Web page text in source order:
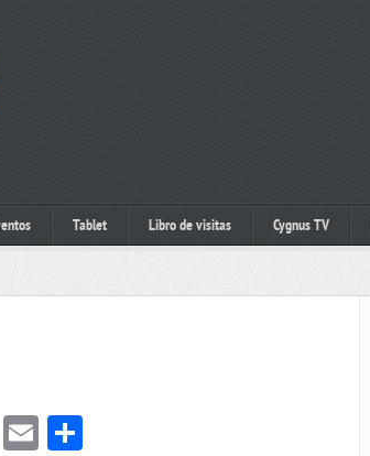
Tablet Libro de visitas Cygnus TV
CopyEmail